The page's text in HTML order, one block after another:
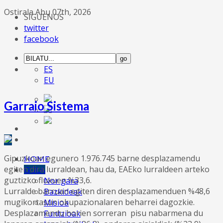
SÍGUENOS
twitter
facebook
ES
EU
HOME
GGLA
Nor gara
Bazkideak
Misioa
Funtzioak
Ostirala Abu 07th, 2026
Garraio Sistema
Gipuzkoan egunero 1.976.745 barne desplazamendu
egiten dira lurraldean, hau da, EAEko lurraldeen arteko
guztizko fluxuen %33,6.
Lurralde barruan egiten diren desplazamenduen %48,6
mugikortasun okupazionalaren beharrei dagozkie.
Desplazamendu horien sorreran pisu nabarmena du